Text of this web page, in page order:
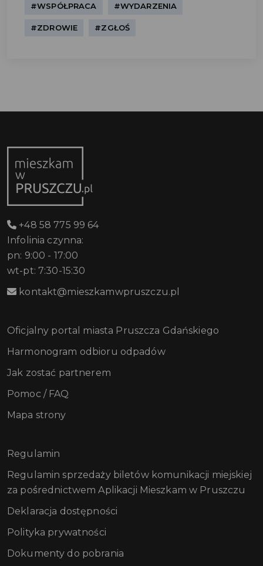
#WSPÓŁPRACA #WYDARZENIA
#ZDROWIE #ZGŁOŚ
+48 58 775 99 64
Infolinia czynna:
pn: 9:00 - 17:00
wt-pt: 7:30-15:30
kontakt@mieszkamwpruszczu.pl
Oficjalny portal miasta Pruszcza Gdańskiego
Harmonogram odbioru odpadów
Jak zostać partnerem
Pomoc / FAQ
Mapa strony
Regulamin
Regulamin sprzedaży biletów komunikacji miejskiej
za pośrednictwem Aplikacji Mieszkam w Pruszczu
Deklaracja dostępności
Polityka prywatności
Dokumenty do pobrania